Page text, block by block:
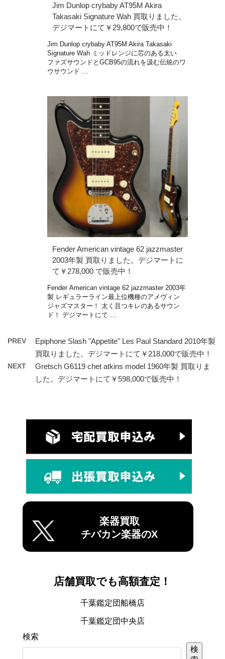
Jim Dunlop crybaby AT95M Akira
Takasaki Signature Wah 買取りました。
デジマートにて￥29,800で販売中！
Jim Dunlop crybaby AT95M Akira Takasaki
Signature Wah ミッドレンジに芯のある太い
ファズサウンドとGCB95の流れを汲む伝統のワ
ウサウンド …
Fender American vintage 62 jazzmaster
2003年製 買取りました。デジマートに
て￥278,000 で販売中！
Fender American vintage 62 jazzmaster 2003年
製 レギュラーライン最上位機種のアメヴィン
ジャズマスター！ 太く且つキレのあるサウン
ド！ デジマートにて …
PREV
Epiphone Slash "Appetite" Les Paul Standard 2010年製
買取りました。デジマートにて￥218,000で販売中！
NEXT
Gretsch G6119 chet atkins model 1960年製 買取りま
した。デジマートにて￥598,000で販売中！
楽器買取
チバカン楽器のX
店舗買取でも高額査定！
千葉鑑定団船橋店
千葉鑑定団中央店
検索
検